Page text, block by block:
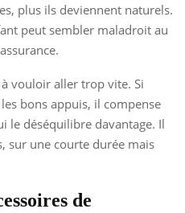
plus ils deviennent naturels.
peut sembler maladroit au
vouloir aller trop vite. Si
bons appuis, il compense
le déséquilibre davantage. Il
sur une courte durée mais
de